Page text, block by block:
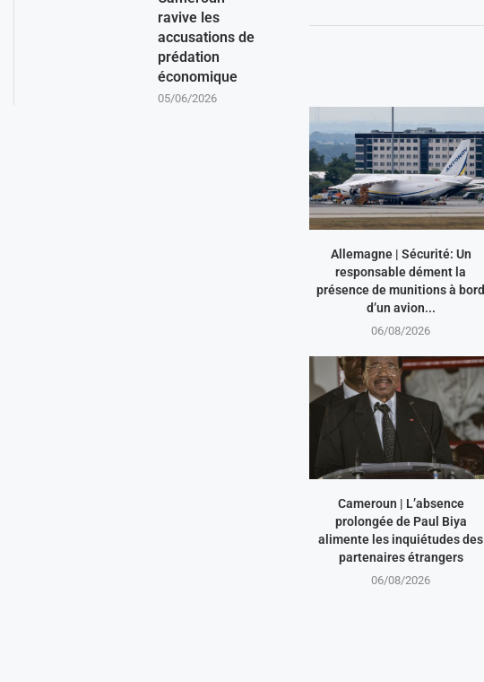
Allemagne | Sécurité: Un
responsable dément la
présence de munitions à bord
d’un avion...
06/08/2026
Cameroun | L’absence
prolongée de Paul Biya
alimente les inquiétudes des
partenaires étrangers
06/08/2026
ravive les
accusations de
prédation
économique
05/06/2026